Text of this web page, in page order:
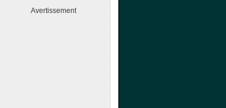
Avertissement